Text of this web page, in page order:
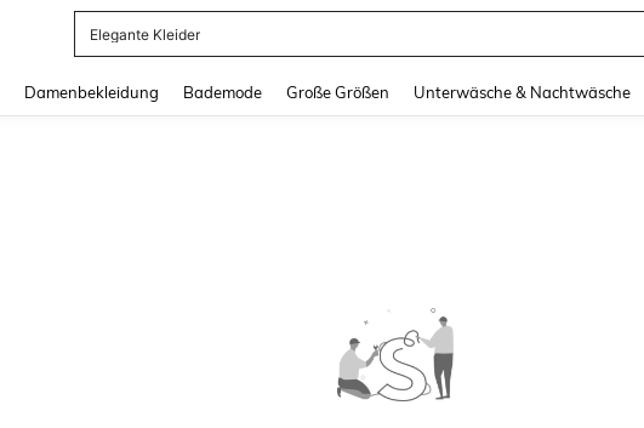
Elegante Kleider
Damenbekleidung Bademode Große Größen Unterwäsche & Nachtwäsche